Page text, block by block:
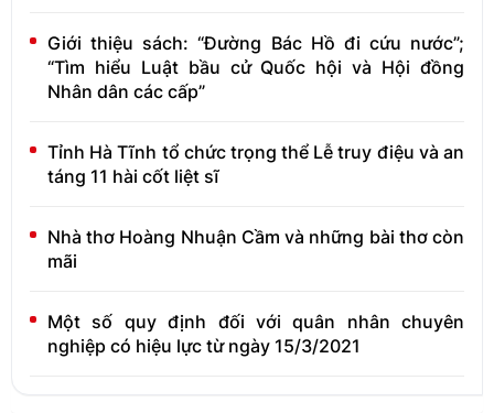
Giới thiệu sách: “Đường Bác Hồ đi cứu nước”;
“Tìm hiểu Luật bầu cử Quốc hội và Hội đồng
Nhân dân các cấp”
Tỉnh Hà Tĩnh tổ chức trọng thể Lễ truy điệu và an
táng 11 hài cốt liệt sĩ
Nhà thơ Hoàng Nhuận Cầm và những bài thơ còn
mãi
Một số quy định đối với quân nhân chuyên
nghiệp có hiệu lực từ ngày 15/3/2021